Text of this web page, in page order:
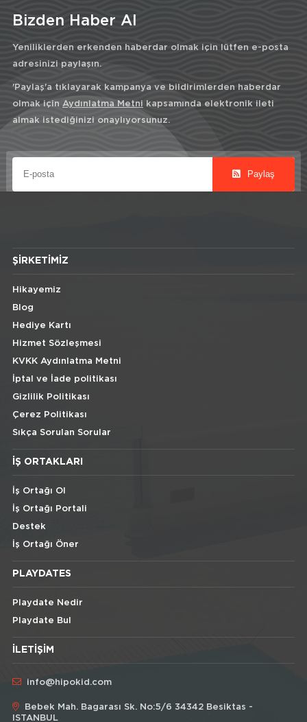
Bizden Haber Al
Yeniliklerden erkenden haberdar olmak için lütfen e-posta
adresinizi paylaşın.
'Paylaş'a tıklayarak kampanya ve bildirimlerden haberdar
olmak için Aydınlatma Metni kapsamında elektronik ileti
almak istediğinizi onaylıyorsunuz.
Paylaş
ŞIRKETIMIZ
Hikayemiz
Blog
Hediye Kartı
Hizmet Sözleşmesi
KVKK Aydınlatma Metni
İptal ve İade politikası
Gizlilik Politikası
Çerez Politikası
Sıkça Sorulan Sorular
İŞ ORTAKLARI
İş Ortağı Ol
İş Ortağı Portali
Destek
İş Ortağı Öner
PLAYDATES
Playdate Nedir
Playdate Bul
İLETIŞIM
info@hipokid.com
Bebek Mah. Bagarası Sk. No:5/6 34342 Besiktas -
ISTANBUL